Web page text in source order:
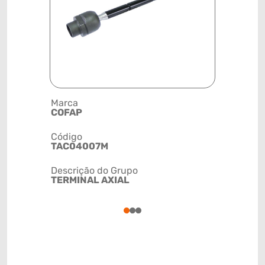
Marca
COFAP
Código
TAC04007M
Descrição do Grupo
TERMINAL AXIAL
123